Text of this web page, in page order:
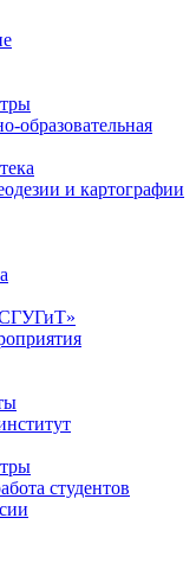
образовательная
и картографии
студентов